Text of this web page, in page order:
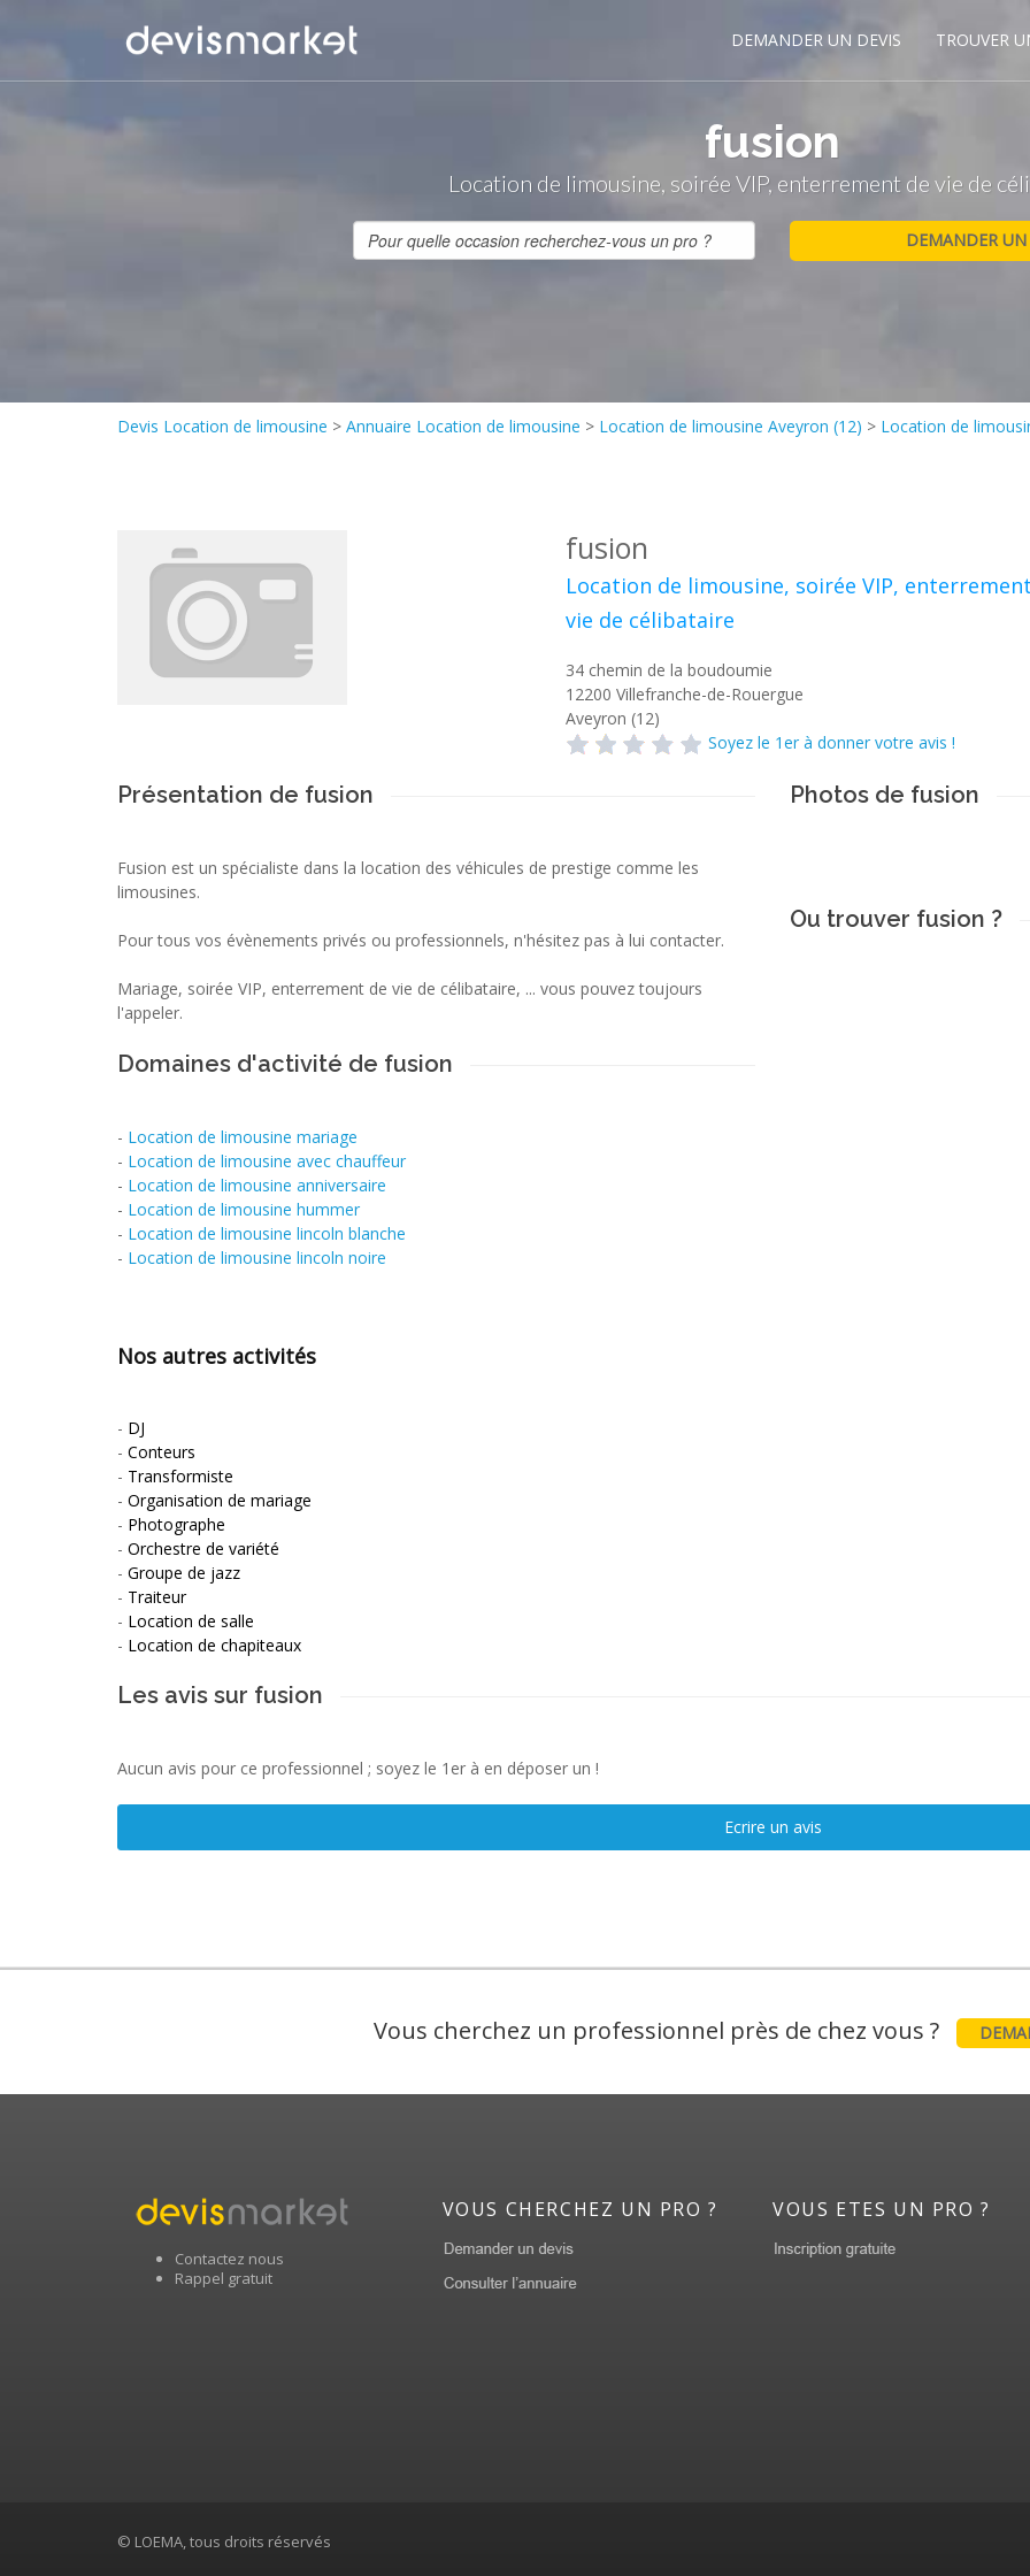
DEMANDER UN DEVIS TROUVER
fusion
Location de limousine, soirée VIP, enterrement de vie de
Devis Location de limousine > Annuaire Location de limousine > Location de limousine Aveyron (12) > Location de
fusion
Location de limousine, soirée VIP,
vie de célibataire
34 chemin de la boudoumie
12200 Villefranche-de-Rouergue
Aveyron (12)
Soyez le 1er à donner votre avis !
Présentation de fusion
Fusion est un spécialiste dans la location des véhicules de prestige comme les
limousines.
Pour tous vos évènements privés ou professionnels, n'hésitez pas à lui contacter.
Mariage, soirée VIP, enterrement de vie de célibataire, ... vous pouvez toujours
l'appeler.
Domaines d'activité de fusion
- Location de limousine mariage
- Location de limousine avec chauffeur
- Location de limousine anniversaire
- Location de limousine hummer
- Location de limousine lincoln blanche
- Location de limousine lincoln noire
Nos autres activités
- DJ
- Conteurs
- Transformiste
- Organisation de mariage
- Photographe
- Orchestre de variété
- Groupe de jazz
- Traiteur
- Location de salle
- Location de chapiteaux
Photos de fusion
Ou trouver fusion ?
Les avis sur fusion
Aucun avis pour ce professionnel ; soyez le 1er à en déposer un !
Ecrire un avis
Vous cherchez un professionnel près de chez vous ?
Contactez nous
Rappel gratuit
VOUS CHERCHEZ UN PRO ? VOUS ETES UN PRO ?
© LOEMA, tous droits réservés